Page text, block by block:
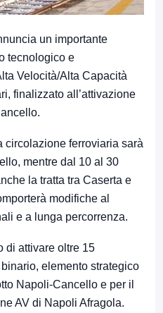
un importante
tecnologico e
Velocità/Alta Capacità
, finalizzato all’attivazione
circolazione ferroviaria sarà
, mentre dal 10 al 30
la tratta tra Caserta e
modifiche al
e a lunga percorrenza.
di attivare oltre 15
elemento strategico
Napoli-Cancello e per il
AV di Napoli Afragola.